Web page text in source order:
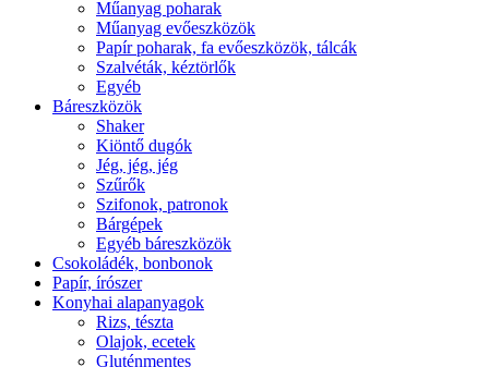
Műanyag poharak
Műanyag evőeszközök
Papír poharak, fa evőeszközök, tálcák
Szalvéták, kéztörlők
Egyéb
Báreszközök
Shaker
Kiöntő dugók
Jég, jég, jég
Szűrők
Szifonok, patronok
Bárgépek
Egyéb báreszközök
Csokoládék, bonbonok
Papír, írószer
Konyhai alapanyagok
Rizs, tészta
Olajok, ecetek
Gluténmentes